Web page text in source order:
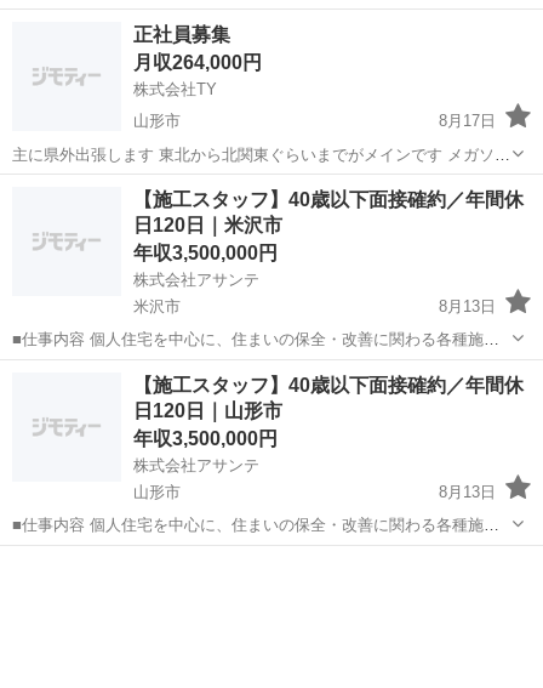
務や会社のサポートデスクなど総合的に活躍できるスタッフを募集し
山形市 土木
正社員募集
月収264,000円
株式会社TY
山形市
8月17日
主に県外出張します 東北から北関東ぐらいまでがメインです メガソー
ラーや屋根ソーラーやフェンス等いろんな仕事やります 法人化により
正社員募集してます 頑張る人頑張ってくれる人募集してます 経験何で
もいいです 最近飛んだ者勝ち...
その他
【施工スタッフ】40歳以下面接確約／年間休
日120日｜米沢市
年収3,500,000円
株式会社アサンテ
米沢市
8月13日
■仕事内容 個人住宅を中心に、住まいの保全・改善に関わる各種施工
をお任せします。 木材保存（防腐・防蟻）、床下湿気対策、地盤改
良、小規模リフォームなど、ハウスメンテナンス工事全般を担当。案
件によっては調査から施工、簡...
その他 40歳
【施工スタッフ】40歳以下面接確約／年間休
日120日｜山形市
年収3,500,000円
株式会社アサンテ
山形市
8月13日
■仕事内容 個人住宅を中心に、住まいの保全・改善に関わる各種施工
をお任せします。 木材保存（防腐・防蟻）、床下湿気対策、地盤改